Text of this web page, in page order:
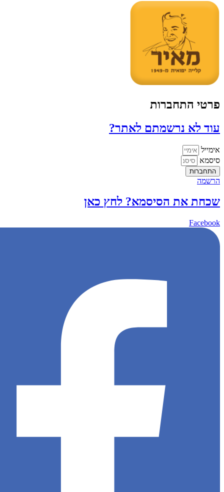
פרטי התחברות
עוד לא נרשמתם לאתר?
אימייל
סיסמא
התחברות
הרשמה
שכחת את הסיסמא? לחץ כאן
Facebook